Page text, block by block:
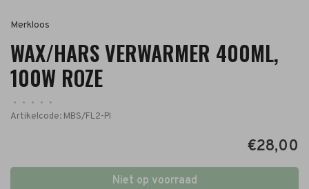
Merkloos
WAX/HARS VERWARMER 400ML,
100W ROZE
• • • •
•
Artikelcode: MBS/FL2-PI
€28,00
Niet op voorraad